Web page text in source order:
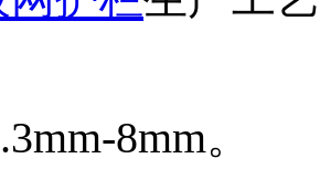
8mm。